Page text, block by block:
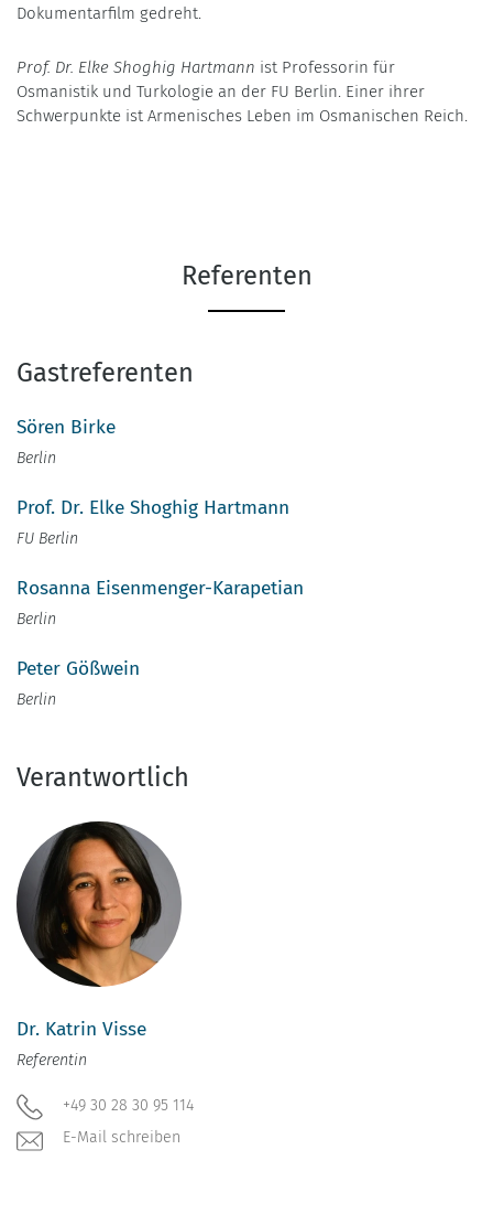
Dokumentarfilm gedreht.
Prof. Dr. Elke Shoghig Hartmann ist Professorin für
Osmanistik und Turkologie an der FU Berlin. Einer ihrer
Schwerpunkte ist Armenisches Leben im Osmanischen Reich.
Referenten
Gastreferenten
Sören Birke
Berlin
Prof. Dr. Elke Shoghig Hartmann
FU Berlin
Rosanna Eisenmenger-Karapetian
Berlin
Peter Gößwein
Berlin
Verantwortlich
Dr. Katrin Visse
Referentin
+49 30 28 30 95 114
E-Mail schreiben